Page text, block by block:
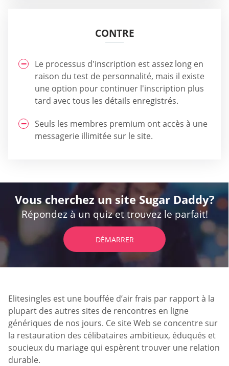
CONTRE
Le processus d'inscription est assez long en
raison du test de personnalité, mais il existe
une option pour continuer l'inscription plus
tard avec tous les détails enregistrés.
Seuls les membres premium ont accès à une
messagerie illimitée sur le site.
Vous cherchez un site Sugar Daddy?
Répondez à un quiz et trouvez le parfait!
DÉMARRER
Elitesingles est une bouffée d’air frais par rapport à la
plupart des autres sites de rencontres en ligne
génériques de nos jours. Ce site Web se concentre sur
la restauration des célibataires ambitieux, éduqués et
soucieux du mariage qui espèrent trouver une relation
durable.